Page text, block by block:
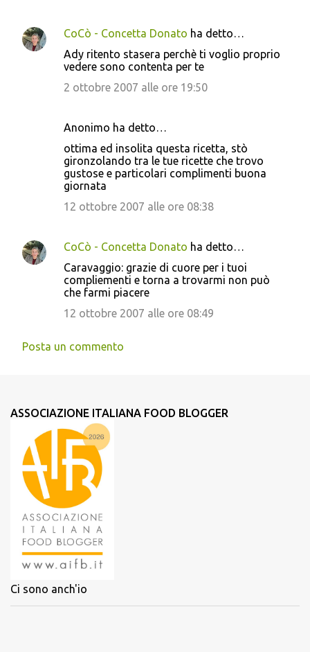
CoCò - Concetta Donato ha detto…
Ady ritento stasera perchè ti voglio proprio
vedere sono contenta per te
2 ottobre 2007 alle ore 19:50
Anonimo ha detto…
ottima ed insolita questa ricetta, stò
gironzolando tra le tue ricette che trovo
gustose e particolari complimenti buona
giornata
12 ottobre 2007 alle ore 08:38
CoCò - Concetta Donato ha detto…
Caravaggio: grazie di cuore per i tuoi
compliementi e torna a trovarmi non può
che farmi piacere
12 ottobre 2007 alle ore 08:49
Posta un commento
ASSOCIAZIONE ITALIANA FOOD BLOGGER
Ci sono anch'io